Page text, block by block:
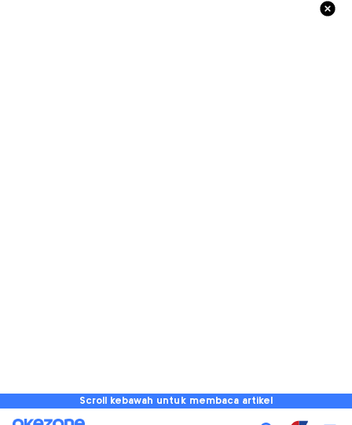
Scroll kebawah untuk membaca artikel